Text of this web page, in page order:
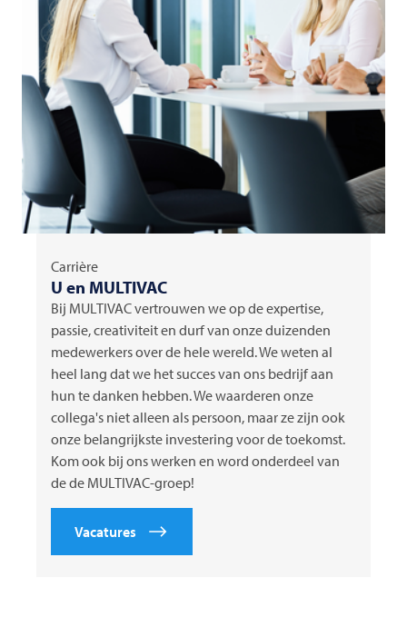
Carrière
U en MULTIVAC
Bij MULTIVACvertrouwen we op de expertise,
passie, creativiteit en durf van onze duizenden
medewerkers over de hele wereld. We weten al
heel lang dat we het succes van ons bedrijf aan
hun te danken hebben. We waarderen onze
collega's niet alleen als persoon, maar ze zijn ook
onze belangrijkste investering voor de toekomst.
Kom ook bij ons werken en word onderdeel van
de de MULTIVAC-groep!
Vacatures